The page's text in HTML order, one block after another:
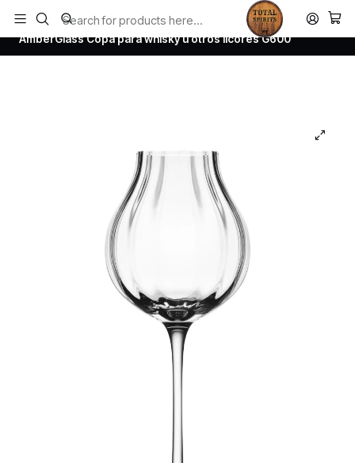
Todos los productos estan en stock. Despachamos a todo Chile.
Home
Todos los productos
AmberGlass Copa para whisky u otros licores G600